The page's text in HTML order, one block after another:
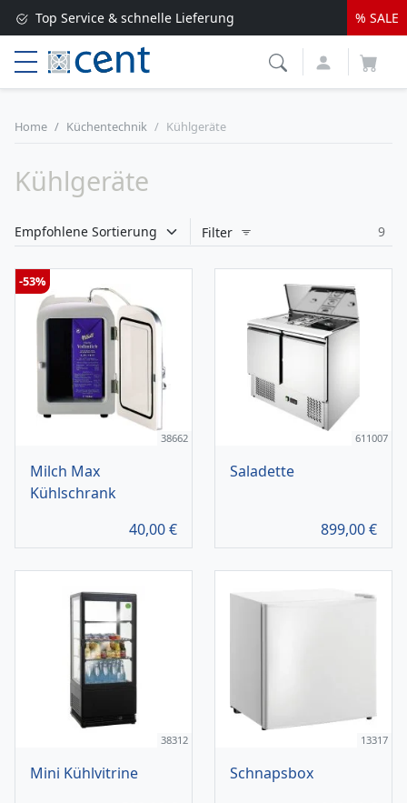
Top Service & schnelle Lieferung
Versandkostenfrei ab 250 EUR*
Lieferung nur 1-2 Werktage
% SALE
Home Küchentechnik Kühlgeräte
Kühlgeräte
Filter 9
38662
Milch Max
Kühlschrank
40,00€
-53%
611007
Saladette
899,00€
38312
Mini Kühlvitrine
13317
Schnapsbox